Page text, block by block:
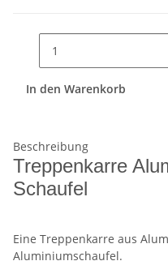
In den Warenkorb
Beschreibung
Treppenkarre
Schaufel
Eine Treppenkarre aus
Aluminiumschaufel.